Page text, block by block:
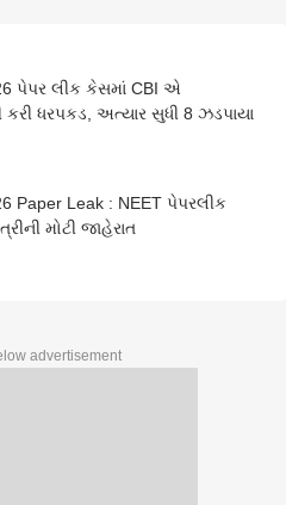
પેપર લીક કેસમાં CBI એ
કરી ધરપકડ, અત્યાર સુધી 8 ઝડપાયા
Paper Leak : NEET પેપરલીક
મોટી જાહેરાત
advertisement